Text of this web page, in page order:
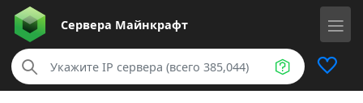
Сервера Майнкрафт